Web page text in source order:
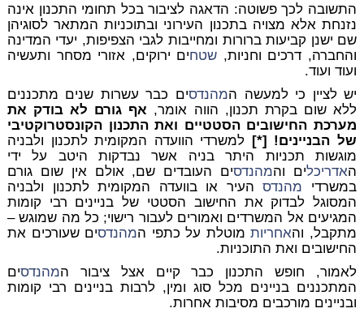
התשובה לכך פשוטה: הדאגה לציבור בכל תחומי התכנון אינה
נזנחת אלא מצויה בתכנון העירוני ובתוכניות המתאר לסוגיהן
שם ישנן קביעות ברורות ומחייבות לגבי הצפיפות, יעדי המדינה
והחברה, דרכים וחניות, שטחים ירוקים, אזורי מסחר ותעשיה
ועוד ועוד.
יש לציין כי למעשה המהנדסים כבר עשרות שנים מתכננים
ללא שום בקרת תכנון, הווה אומר, אף גורם לא בודק את
מערכת החישובים הסטטיים ואת התכנון הקונסטרוקטיבי
של הבניינים! [*] למשרדי הוועדה המקומית לתכנון ולבניה
מוגשות תכניות היתר בניה אשר נבדקות היטב על ידי
האדריכלים והמהנדסים העובדים שם, אולם אין שום גורם
במשרדי מהנדסהעיר או בוועדה המקומית לתכנון ולבניה
המסוגל לבדוק את החישוב הסטטי של בניינים רבי קומות
המגיעים אל המשרדים ואמורים לעבור רישוי; כל מה שמוגש –
מתקבל, והאחריותמוטלת על כתפי המהנדסים שעורכים את
החישובים ואת התוכניות.
לאמור, חופש התכנון כבר קיים אצל ציבור המהנדסים
המתכננים בניינים מכל סוג ומין, לרבות בניינים רבי קומות
ובניינים מורכבים מסיבות אחרות.